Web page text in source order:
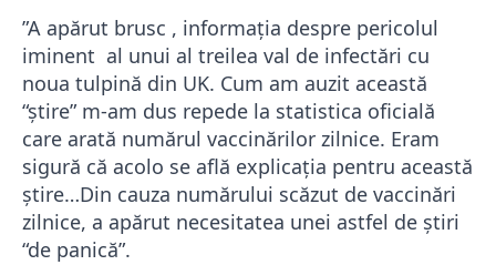
”A apărut brusc , informația despre pericolul
iminent al unui al treilea val de infectări cu
noua tulpină din UK. Cum am auzit această
“știre” m-am dus repede la statistica oficială
care arată numărul vaccinărilor zilnice. Eram
sigură că acolo se află explicația pentru această
știre…Din cauza numărului scăzut de vaccinări
zilnice, a apărut necesitatea unei astfel de știri
“de panică”.